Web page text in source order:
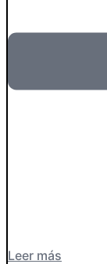
Leer más